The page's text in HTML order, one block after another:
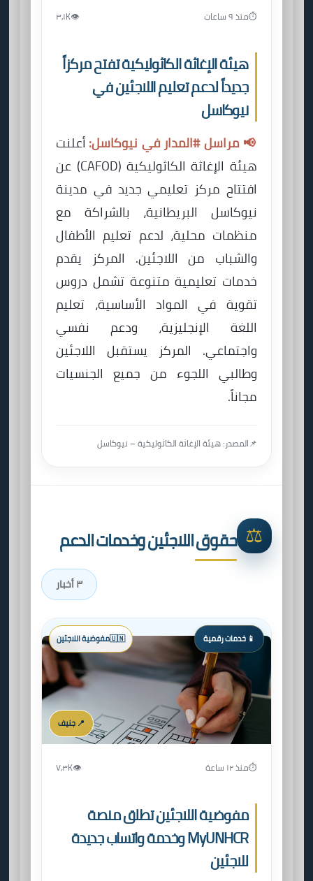
⏱️منذ ٩ ساعات 👁️٣٫١K
هيئة الإغاثة الكاثوليكية تفتح مركزاً
جديداً لدعم تعليم اللاجئين في
نيوكاسل
📢 مراسل #المدار في نيوكاسل:أعلنت
هيئة الإغاثة الكاثوليكية (CAFOD) عن
افتتاح مركز تعليمي جديد في مدينة
نيوكاسل البريطانية، بالشراكة مع
منظمات محلية، لدعم تعليم الأطفال
والشباب من اللاجئين. المركز يقدم
خدمات تعليمية متنوعة تشمل دروس
تقوية في المواد الأساسية، تعليم
اللغة الإنجليزية، ودعم نفسي
واجتماعي. المركز يستقبل اللاجئين
وطالبي اللجوء من جميع الجنسيات
مجاناً.
📌المصدر: هيئة الإغاثة الكاثوليكية – نيوكاسل
⚖️ حقوق اللاجئين وخدمات الدعم
٣ أخبار
📱 خدمات رقمية
📍 جنيف
🇺🇳مفوضية اللاجئين
⏱️منذ ١٢ ساعة 👁️٧٫٣K
مفوضية اللاجئين تطلق منصة
MyUNHCR وخدمة واتساب جديدة
للاجئين